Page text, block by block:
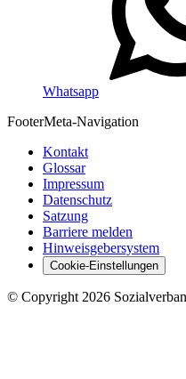
Whatsapp
FooterMeta-Navigation
Kontakt
Glossar
Impressum
Datenschutz
Satzung
Barriere melden
Hinweisgebersystem
Cookie-Einstellungen
© Copyright 2026